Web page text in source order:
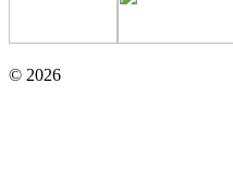
© 2026